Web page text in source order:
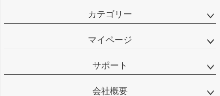
カテゴリー
マイページ
サポート
会社概要